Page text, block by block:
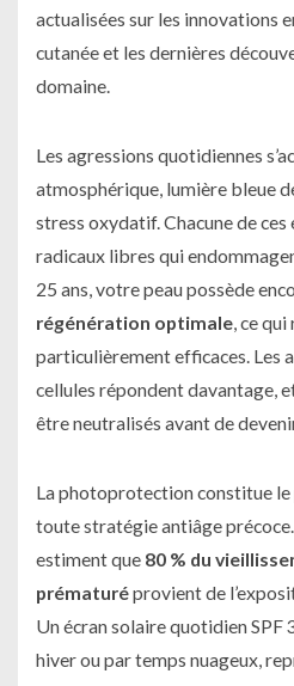
actualisées sur les innovations
cutanée et les dernières
domaine.
Les agressions quotidiennes
atmosphérique, lumière bleue
stress oxydatif. Chacune de
radicaux libres qui
25 ans, votre peau possède
régénération optimale, ce
particulièrement efficaces. Les
cellules répondent davantage,
être neutralisés avant de
La photoprotection constitue
toute stratégie antiâge
estiment que 80 % du
prématuréprovient de
Un écran solaire quotidien SPF
hiver ou par temps nuageux,